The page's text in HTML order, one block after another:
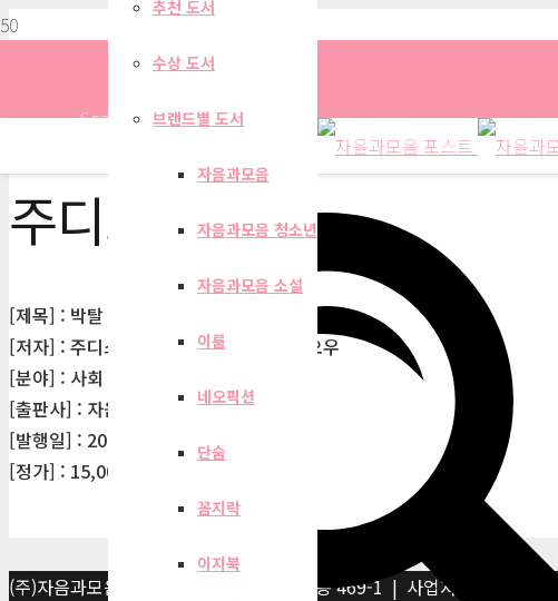
Search
추천 도서
수상 도서
브랜드별 도서
자음과모음
자음과모음 청소년
자음과모음 소설
이룸
네오픽션
단숨
꼼지락
이지북
주디스 버틀러
[제목] : 박탈
[저자] : 주디스 버틀러, 아테나 아타나시오우
[분야] : 사회
[출판사] : 자음과모음
[발행일] : 2016-09-02
[정가] : 15,000원
(주)자음과모음 | 10881 경기 파주시 서패동 469-1 | 사업자등록번호: